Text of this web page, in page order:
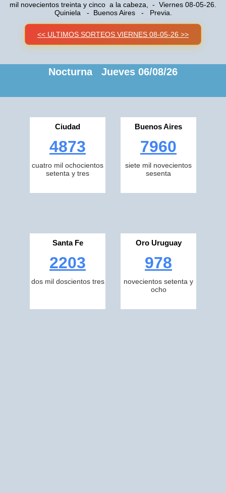
mil novecientos treinta y cinco a la cabeza, - Viernes 08-05-26.
Quiniela - Buenos Aires - Previa.
<< ULTIMOS SORTEOS VIERNES 08-05-26 >>
Nocturna Jueves 06/08/26
Ciudad
4873
cuatro mil ochocientos
setenta y tres
Buenos Aires
7960
siete mil novecientos
sesenta
Santa Fe
2203
dos mil doscientos tres
Oro Uruguay
978
novecientos setenta y
ocho